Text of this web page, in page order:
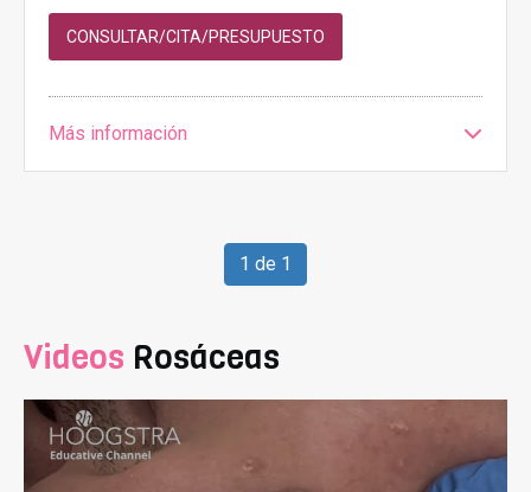
CONSULTAR/CITA/PRESUPUESTO
Más información
1 de 1
Videos Rosáceas